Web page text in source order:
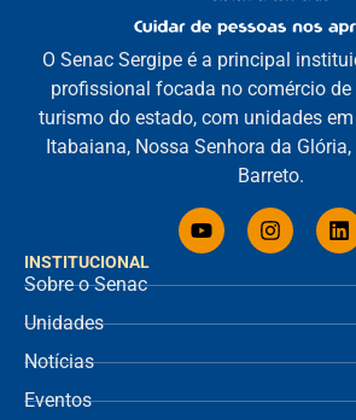
INSTITUCIONAL
Sobre o Senac
Unidades
Notícias
Eventos
O Senac Sergipe é a principal
profissional focada no comércio de
turismo do estado, com unidades
Itabaiana, Nossa Senhora da
Barreto.